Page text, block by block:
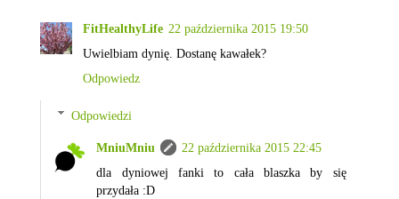
FitHealthyLife 22 października 2015 19:50
Uwielbiam dynię. Dostanę kawałek?
Odpowiedz
Odpowiedzi
MniuMniu
22 października 2015 22:45
dla dyniowej fanki to cała blaszka by się
przydała :D